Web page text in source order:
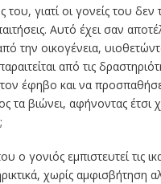
του, γιατί οι γονείς του
Αυτό έχει σαν
την οικογένεια,
από τις
έφηβο και να
τα βιώνει, αφήνοντας
ο γονιός εμπιστευτεί τις
χωρίς αμφισβήτηση